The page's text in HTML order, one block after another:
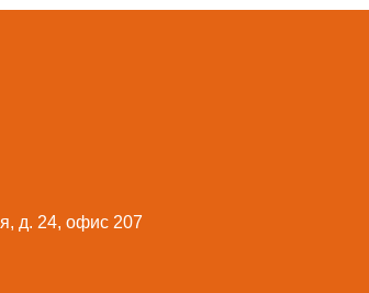
д. 24, офис 207